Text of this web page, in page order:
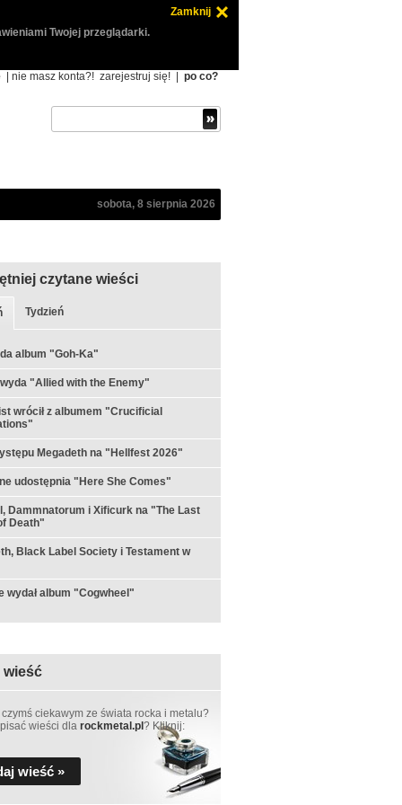
Zamknij
Twojej przeglądarki.
| nie masz konta?! zarejestruj się! po co?
sobota, 8 sierpnia 2026
czytane wieści
Tydzień
album "Goh-Ka"
"Allied with the Enemy"
wrócił z albumem "Crucificial
Megadeth na "Hellfest 2026"
udostępnia "Here She Comes"
Dammnatorum i Xificurk na "The Last
Death"
Black Label Society i Testament w
wydał album "Cogwheel"
wieść
ciekawym ze świata rocka i metalu?
wieści dla rockmetal.pl ? Kliknij:
wieść »